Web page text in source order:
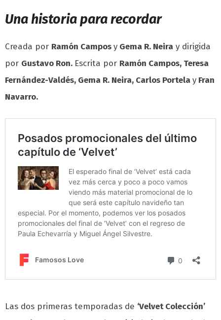
Una historia para recordar
Creada por Ramón Camposy Gema R. Neira y dirigida
por Gustavo Ron. Escrita por Ramón Campos, Teresa
Fernández-Valdés, Gema R. Neira, Carlos Portelay Fran
Navarro.
Las dos primeras temporadas de ‘Velvet Colección’